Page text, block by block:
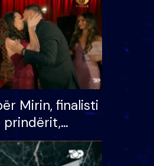
Mirin, finalisti
prindërit,
letër divorci